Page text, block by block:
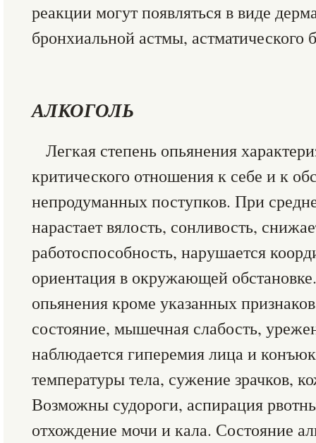
реакции могут появляться в виде
бронхиальной астмы, астматического
АЛКОГОЛЬ
Легкая степень опьянения
критического отношения к себе и к
непродуманных поступков. При
нарастает вялость, сонли­вость,
работоспособность, нарушается
ори­ентация в окружающей
опьянения кроме указанных
состояние, мышечная слабость,
наблюдается гиперемия лица и
температуры тела, сужение зрачков,
Возможны судороги, аспирация
отхождение мочи и кала. Состояние